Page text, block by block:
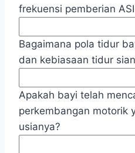
frekuensi pemberian
Bagaimana pola tidur
dan kebiasaan tidur
Apakah bayi telah
perkembangan motorik
usianya?